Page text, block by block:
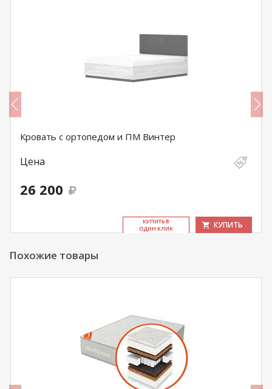
Кровать с ортопедом и ПМ Винтер
Цена
26 200
КУ­ПИТЬ В
ОДИН КЛИК
КУПИТЬ
Похожие товары